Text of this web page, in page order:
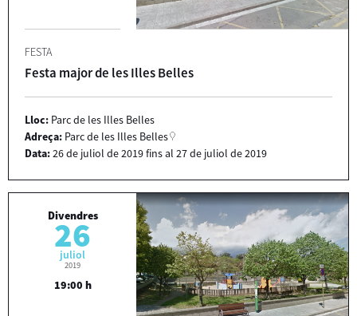
FESTA
Festa major de les Illes Belles
Lloc: Parc de les Illes Belles
Adreça: Parc de les Illes Belles
Data:26de juliol de2019fins al 27de juliol de2019
Divendres
26
juliol
2019
19:00 h